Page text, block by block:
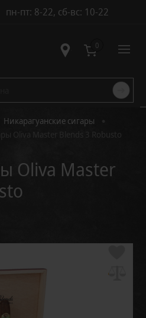
пн-пт: 8-22, сб-вс: 10-22
Контакты 0
Никарагуанские сигары
Oliva Master Blends 3 Robusto
Oliva Master